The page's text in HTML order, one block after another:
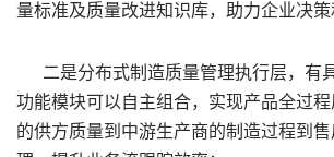
量标准及质量改进知识库，助力企业决策
二是分布式制造质量管理执行层，有
功能模块可以自主组合，实现产品全过
的供方质量到中游生产商的制造过程到